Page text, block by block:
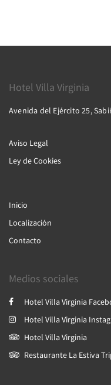
Hotel Villa Virginia
Avenida del Ejército 25,
Aviso Legal
Ley de Cookies
Inicio
Localización
Contacto
Medios sociales
Hotel Villa Virginia
Hotel Villa Virginia
Hotel Villa Virginia
Restaurante La Estiva